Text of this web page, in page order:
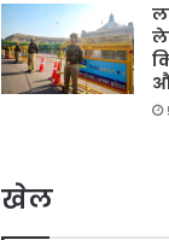
खेल